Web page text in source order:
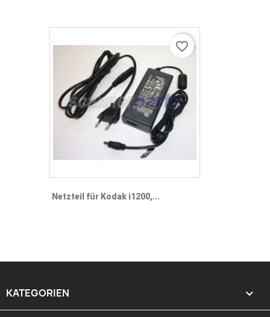
Netzteil für Kodak i1200,...
favorite_border
KATEGORIEN 